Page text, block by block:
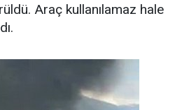
Araç kullanılamaz hale